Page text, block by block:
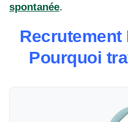
spontanée.
Recrutement
Pourquoi